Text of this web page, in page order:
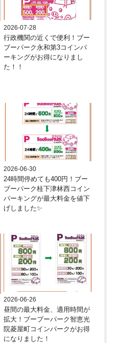
2026-07-28
行政機関の近くで便利！ブー
ブーパーク永和第3コインパ
ーキングがお得になりまし
た！！
2026-06-30
24時間停めても400円！ブー
ブーパーク桂下津林西コイン
パーキングが最大料金を値下
げしました✨
2026-06-26
昼間の最大料金、適用時間が
拡大！ブーブーパーク智恵光
院菱屋町コインパークがお得
になりました！